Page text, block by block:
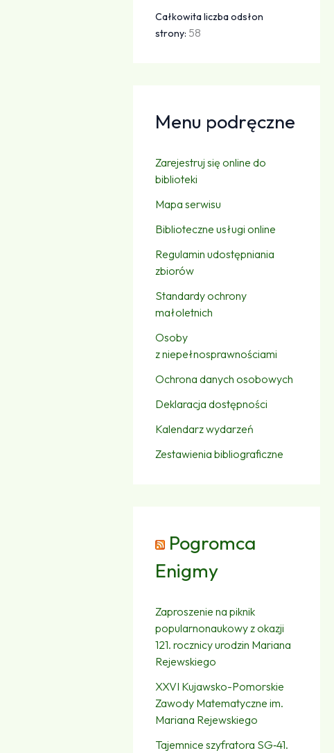
Całkowita liczba odsłon
strony: 58
Menu podręczne
Zarejestruj się online do
biblioteki
Mapa serwisu
Biblioteczne usługi online
Regulamin udostępniania
zbiorów
Standardy ochrony
małoletnich
Osoby
z niepełnosprawnościami
Ochrona danych osobowych
Deklaracja dostępności
Kalendarz wydarzeń
Zestawienia bibliograficzne
Pogromca
Enigmy
Zaproszenie na piknik
popularnonaukowy z okazji
121. rocznicy urodzin Mariana
Rejewskiego
XXVI Kujawsko-Pomorskie
Zawody Matematyczne im.
Mariana Rejewskiego
Tajemnice szyfratora SG‑41.